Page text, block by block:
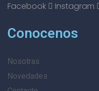
Facebook Instagram
Conocenos
Nosotras
Novedades